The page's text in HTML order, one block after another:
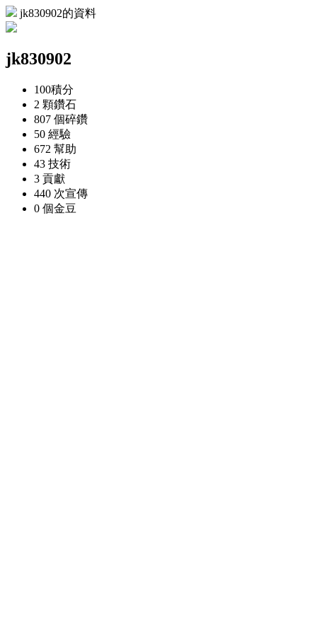
jk830902的資料
jk830902
100積分
2 顆鑽石
807 個碎鑽
50 經驗
672 幫助
43 技術
3 貢獻
440 次宣傳
0 個金豆